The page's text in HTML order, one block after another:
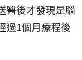
醫後才發現是腦
過1個月療程後